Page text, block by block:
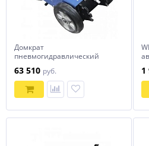
Домкрат
пневмогидравлический
40/20т
63 510 руб. 1